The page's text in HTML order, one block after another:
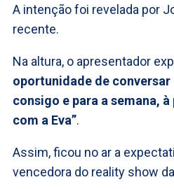
A intenção foi revelada por
recente.
Na altura, o apresentador
oportunidade de conversar
consigo e para a semana,
com a Eva”.
Assim, ficou no ar a
vencedora do reality show